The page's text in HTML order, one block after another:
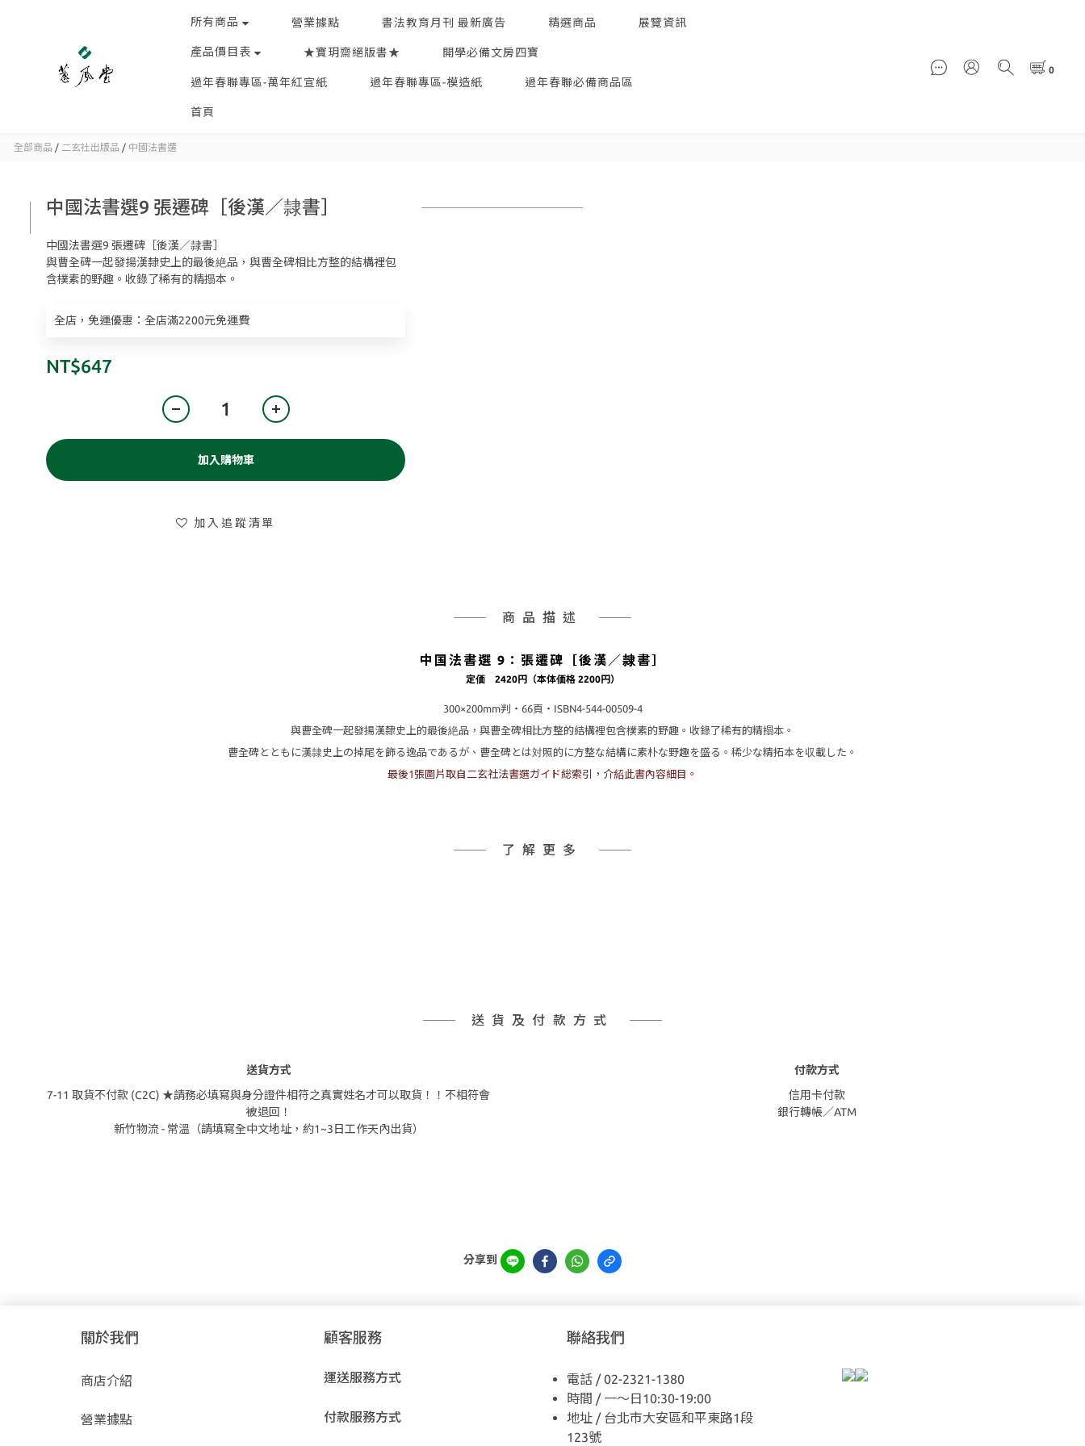
所有商品 營業據點 書法教育月刊 最新廣告 精選商品 展覽資訊
產品價目表 ★寶玥齋絕版書★ 開學必備文房四寶
過年春聯專區-萬年紅宣紙 過年春聯專區-模造紙 過年春聯必備商品區
首頁
全部商品 / 二玄社出版品 / 中國法書選
中國法書選9 張遷碑［後漢／隷書］
中國法書選9 張遷碑［後漢／隷書］
與曹全碑一起發揚漢隸史上的最後絶品，與曹全碑相比方整的結構裡包
含樸素的野趣。收錄了稀有的精搨本。
全店，免運優惠：全店滿2200元免運費
NT$647
加入購物車
加入追蹤清單
商品描述
中国法書選 9：張遷碑［後漢／隷書］
定価 2420円（本体価格 2200円）
300×200mm判・66頁・ISBN4-544-00509-4
與曹全碑一起發揚漢隸史上的最後絶品，與曹全碑相比方整的結構裡包含樸素的野趣。收錄了稀有的精搨本。
曹全碑とともに漢隷史上の掉尾を飾る逸品であるが、曹全碑とは対照的に方整な結構に素朴な野趣を盛る。稀少な精拓本を収載した。
最後1張圖片取自二玄社法書選ガイド総索引，介紹此書內容細目。
了解更多
送貨及付款方式
送貨方式
7-11 取貨不付款 (C2C) ★請務必填寫與身分證件相符之真實姓名才可以取貨！！不相符會
被退回！
新竹物流 - 常溫（請填寫全中文地址，約1~3日工作天內出貨）
付款方式
信用卡付款
銀行轉帳／ATM
分享到
關於我們
商店介紹
營業據點
顧客服務
運送服務方式
付款服務方式
聯絡我們
電話 / 02-2321-1380
時間 / 一～日10:30-19:00
地址 / 台北市大安區和平東路1段
123號